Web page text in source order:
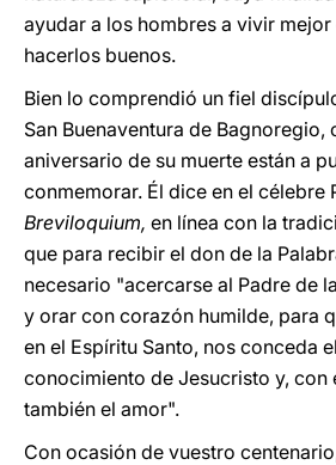
ayudar a los hombres a vivir
hacerlos buenos.
Bien lo comprendió un fiel
San Buenaventura de Bagnoregio,
aniversario de su muerte están a
conmemorar. Él dice en el célebre
Breviloquium, en línea con la
que para recibir el don de la
necesario "acercarse al Padre de
y orar con corazón humilde, para
en el Espíritu Santo, nos conceda
conocimiento de Jesucristo y, con
también el amor".
Con ocasión de vuestro